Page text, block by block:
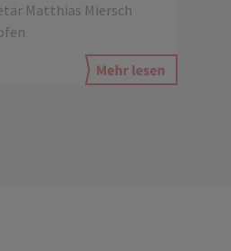
Matthias Miersch